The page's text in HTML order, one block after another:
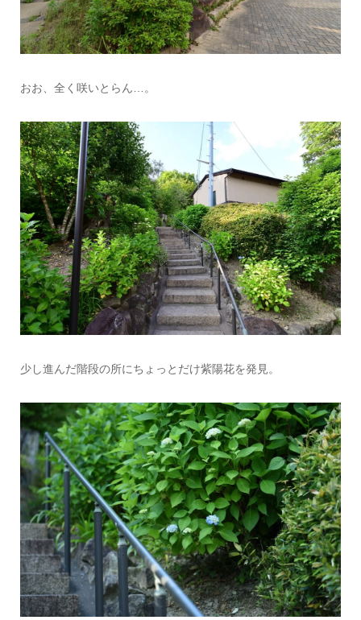
おお、全く咲いとらん…。
少し進んだ階段の所にちょっとだけ紫陽花を発見。